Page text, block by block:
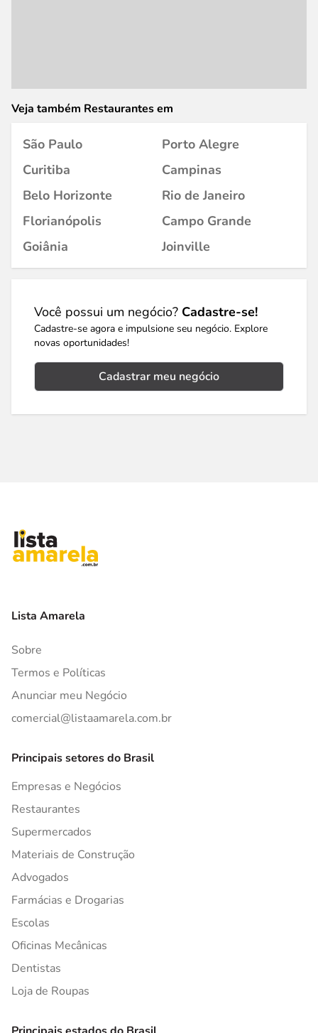
Veja também Restaurantes em
São Paulo
Porto Alegre
Curitiba
Campinas
Belo Horizonte
Rio de Janeiro
Florianópolis
Campo Grande
Goiânia
Joinville
Você possui um negócio? Cadastre-se!
Cadastre-se agora e impulsione seu negócio. Explore
novas oportunidades!
Cadastrar meu negócio
Lista Amarela
Sobre
Termos e Políticas
Anunciar meu Negócio
comercial@listaamarela.com.br
Principais setores do Brasil
Empresas e Negócios
Restaurantes
Supermercados
Materiais de Construção
Advogados
Farmácias e Drogarias
Escolas
Oficinas Mecânicas
Dentistas
Loja de Roupas